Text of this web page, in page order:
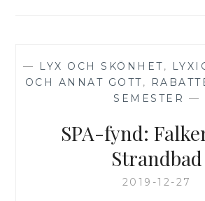
— LYX OCH SKÖNHET,
OCH ANNAT GOTT,
SEMESTER —
SPA-fynd:
Strandbad
2019-12-27